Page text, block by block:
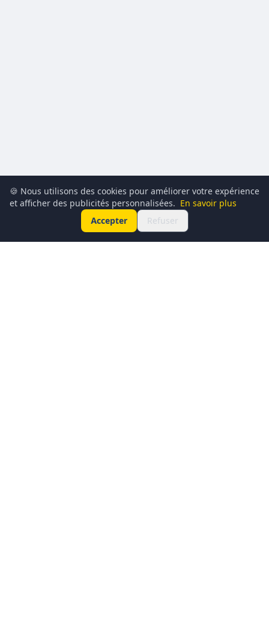
🍪 Nous utilisons des cookies pour améliorer votre expérience
et afficher des publicités personnalisées. En savoir plus
Accepter
Refuser